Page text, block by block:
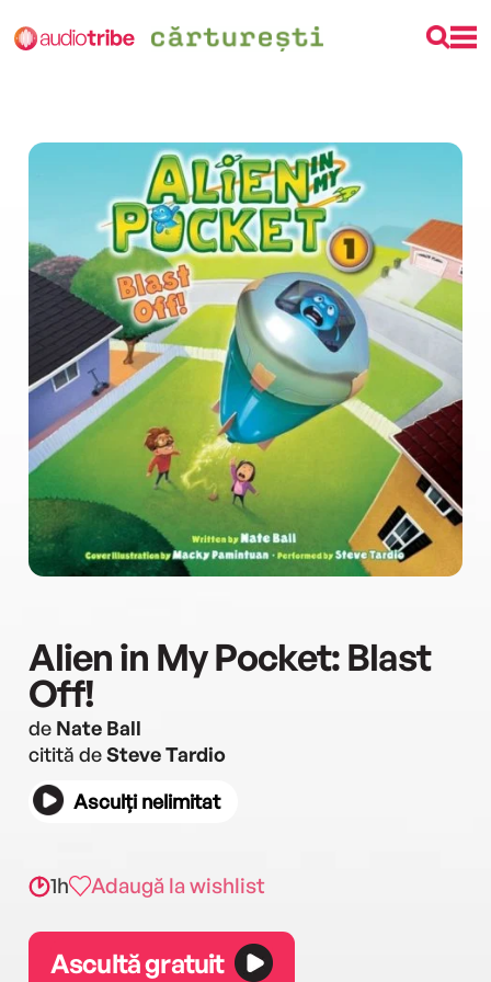
Alien in My Pocket: Blast
Off!
de Nate Ball
citită deSteve Tardio
Asculți nelimitat
1h Adaugă la wishlist
Ascultă gratuit